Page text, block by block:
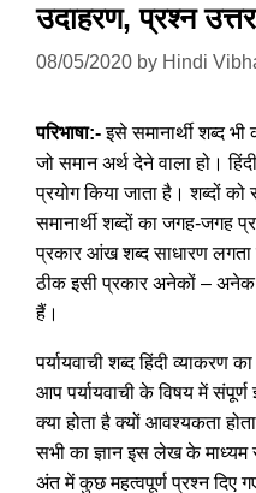
उदाहरण, प्रश्न
08/05/2020 by Hindi
परिभाषा:-इसे समानार्थी शब्द
जो समान अर्थ देने वाला हो।
प्रयोग किया जाता है। शब्दों
समानार्थी शब्दों का जगह-जगह
प्रकार आंख शब्द साधारण
ठीक इसी प्रकार अनेकों – अनेक
हैं।
पर्यायवाची शब्द हिंदी
आप पर्यायवाची के विषय में
क्या होता है क्यों आवश्यकता
सभी का ज्ञान इस लेख के
अंत में कुछ महत्वपूर्ण प्रश्न दिए